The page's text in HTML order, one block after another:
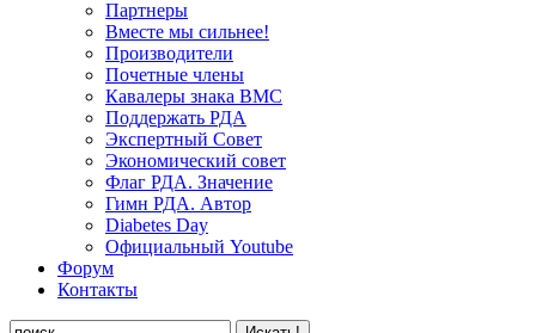
Партнеры
Вместе мы сильнее!
Производители
Почетные члены
Кавалеры знака ВМС
Поддержать РДА
Экспертный Совет
Экономический совет
Флаг РДА. Значение
Гимн РДА. Автор
Diabetes Day
Официальный Youtube
Форум
Контакты